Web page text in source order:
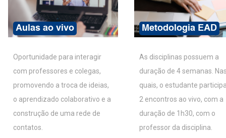
Oportunidade para interagir
com professores e colegas,
promovendo a troca de ideias,
o aprendizado colaborativo e a
construção de uma rede de
contatos.
Aulas ao vivo
As disciplinas possuem a
duração de 4 semanas.
quais, o estudante
2 encontros ao vivo, com a
duração de 1h30, com o
professor da disciplina.
Metodologia EAD